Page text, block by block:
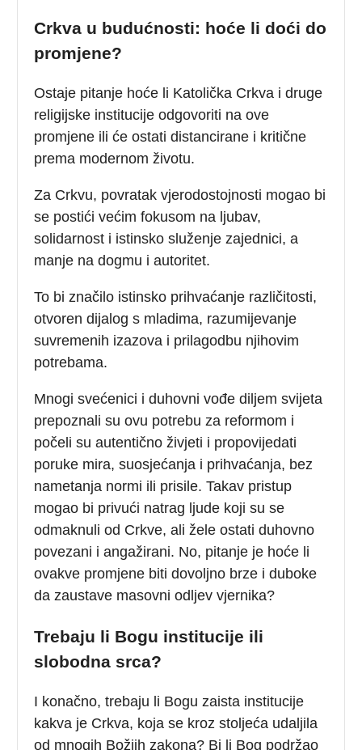
Crkva u budućnosti: hoće li doći do
promjene?
Ostaje pitanje hoće li Katolička Crkva i druge
religijske institucije odgovoriti na ove
promjene ili će ostati distancirane i kritične
prema modernom životu.
Za Crkvu, povratak vjerodostojnosti mogao bi
se postići većim fokusom na ljubav,
solidarnost i istinsko služenje zajednici, a
manje na dogmu i autoritet.
To bi značilo istinsko prihvaćanje različitosti,
otvoren dijalog s mladima, razumijevanje
suvremenih izazova i prilagodbu njihovim
potrebama.
Mnogi svećenici i duhovni vođe diljem svijeta
prepoznali su ovu potrebu za reformom i
počeli su autentično živjeti i propovijedati
poruke mira, suosjećanja i prihvaćanja, bez
nametanja normi ili prisile. Takav pristup
mogao bi privući natrag ljude koji su se
odmaknuli od Crkve, ali žele ostati duhovno
povezani i angažirani. No, pitanje je hoće li
ovakve promjene biti dovoljno brze i duboke
da zaustave masovni odljev vjernika?
Trebaju li Bogu institucije ili
slobodna srca?
I konačno, trebaju li Bogu zaista institucije
kakva je Crkva, koja se kroz stoljeća udaljila
od mnogih Božjih zakona? Bi li Bog podržao